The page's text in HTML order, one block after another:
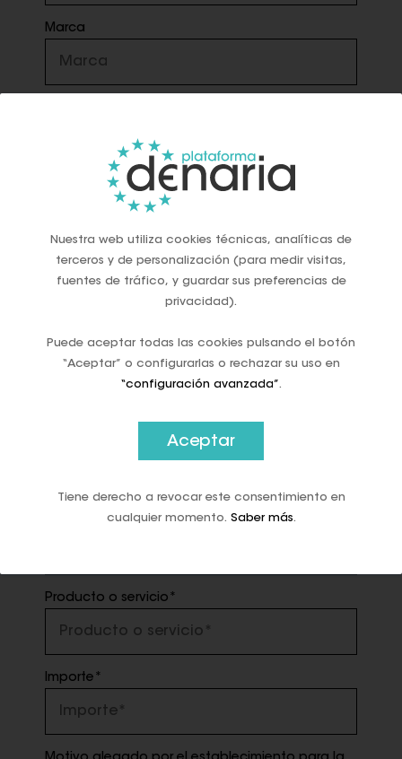
Marca
Localidad*
Provincia*
Código Postal
3. HECHOS DENUNCIADOS (aunque finalmente
Fecha de la compra*
Producto o servicio*
Importe*
Nuestra web utiliza cookies técnicas, analíticas de
terceros y de personalización (para medir visitas,
fuentes de tráfico, y guardar sus preferencias de
privacidad).
Puede aceptar todas las cookies pulsando el botón
“Aceptar” o configurarlas o rechazar su uso en
“configuración avanzada”.
Aceptar
Tiene derecho a revocar este consentimiento en
cualquier momento. Saber más.